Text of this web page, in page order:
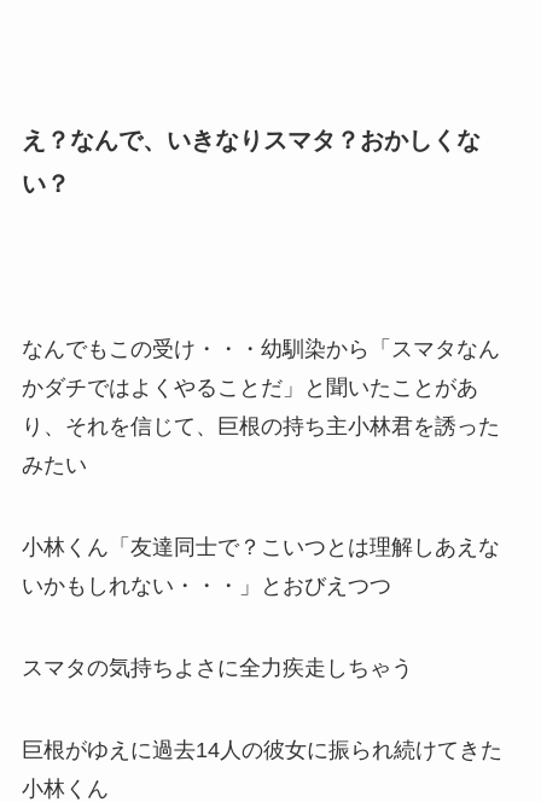
え？なんで、いきなりスマタ？おかしくな
い？
なんでもこの受け・・・幼馴染から「スマタなん
かダチではよくやることだ」と聞いたことがあ
り、それを信じて、巨根の持ち主小林君を誘った
みたい
小林くん「友達同士で？こいつとは理解しあえな
いかもしれない・・・」とおびえつつ
スマタの気持ちよさに全力疾走しちゃう
巨根がゆえに過去14人の彼女に振られ続けてきた
小林くん